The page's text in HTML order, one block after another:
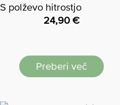
S polževo hitrostjo
24,90€
Preberi več